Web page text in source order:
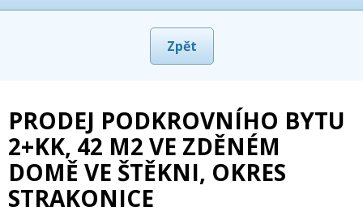
Zpět
PRODEJ PODKROVNÍHO BYTU
2+KK, 42 M2 VE ZDĚNÉM
DOMĚ VE ŠTĚKNI, OKRES
STRAKONICE